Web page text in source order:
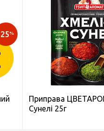
%
Приправа
Сунелі 25г